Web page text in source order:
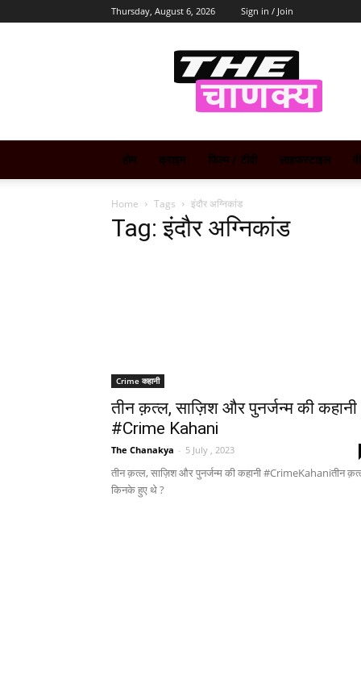
Thursday, August 6, 2026 Sign in / Join
Chanakya
होम क्राइम फिल्म / टीवी लाइफस्टाइल
Home Tags इंदौर अग्निकांड
Tag: इंदौर अग्निकांड
Crime कहानी
तीन क़त्ल, साज़िश और पुनर्जन्म की कहानी
#Crime Kahani
The Chanakya - 5 July , 2023
तीन क़त्ल, साज़िश और पुनर्जन्म की कहानी #CrimeKahaniतीन
किनके हुए थे ?